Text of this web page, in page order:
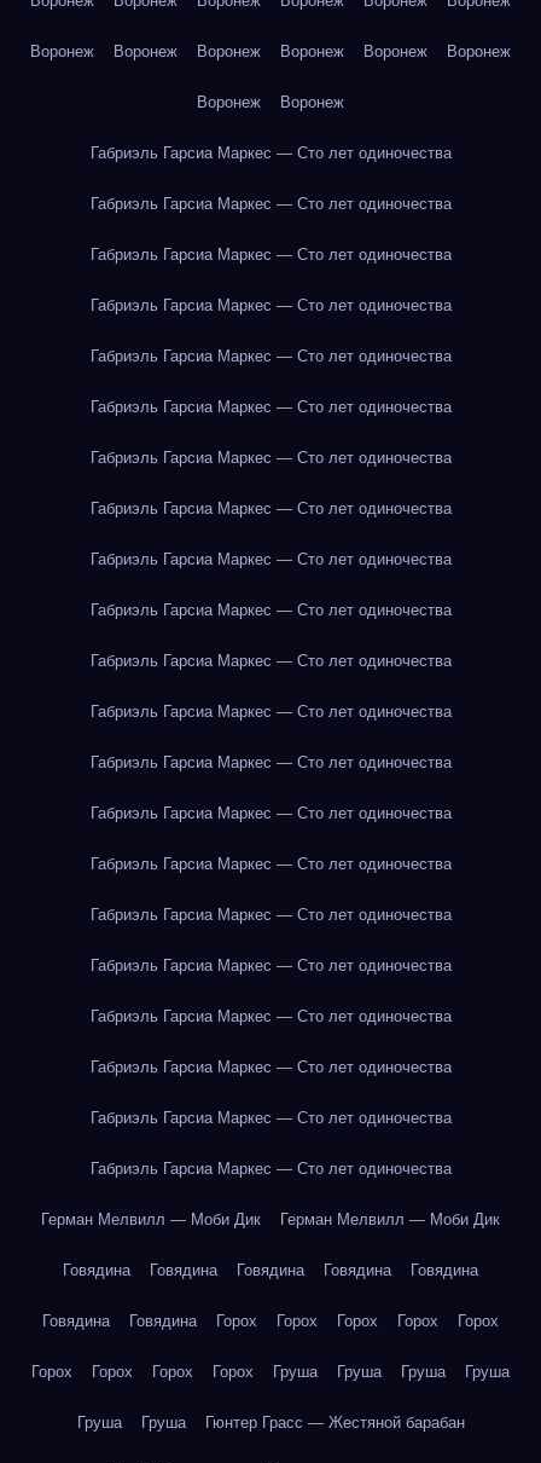
Воронеж Воронеж Воронеж Воронеж Воронеж Воронеж
Воронеж Воронеж
Габриэль Гарсиа Маркес — Сто лет одиночества
Габриэль Гарсиа Маркес — Сто лет одиночества
Габриэль Гарсиа Маркес — Сто лет одиночества
Габриэль Гарсиа Маркес — Сто лет одиночества
Габриэль Гарсиа Маркес — Сто лет одиночества
Габриэль Гарсиа Маркес — Сто лет одиночества
Габриэль Гарсиа Маркес — Сто лет одиночества
Габриэль Гарсиа Маркес — Сто лет одиночества
Габриэль Гарсиа Маркес — Сто лет одиночества
Габриэль Гарсиа Маркес — Сто лет одиночества
Габриэль Гарсиа Маркес — Сто лет одиночества
Габриэль Гарсиа Маркес — Сто лет одиночества
Габриэль Гарсиа Маркес — Сто лет одиночества
Габриэль Гарсиа Маркес — Сто лет одиночества
Габриэль Гарсиа Маркес — Сто лет одиночества
Габриэль Гарсиа Маркес — Сто лет одиночества
Габриэль Гарсиа Маркес — Сто лет одиночества
Габриэль Гарсиа Маркес — Сто лет одиночества
Габриэль Гарсиа Маркес — Сто лет одиночества
Габриэль Гарсиа Маркес — Сто лет одиночества
Габриэль Гарсиа Маркес — Сто лет одиночества
Герман Мелвилл — Моби Дик Герман Мелвилл — Моби Дик
Говядина Говядина Говядина Говядина Говядина
Говядина Говядина Горох Горох Горох Горох Горох
Горох Горох Горох Горох Груша Груша Груша Груша
Груша Груша Гюнтер Грасс — Жестяной барабан